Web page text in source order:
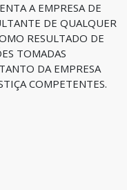
A EMPRESA DE
DE QUALQUER
RESULTADO DE
TOMADAS
DA EMPRESA
COMPETENTES.